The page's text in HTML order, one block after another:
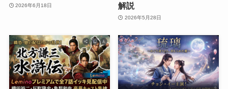
2026年6月18日
解説
2026年5月28日